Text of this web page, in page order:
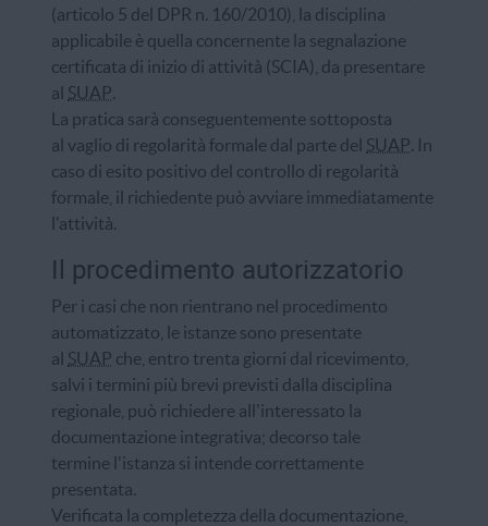
(articolo 5 del DPR n. 160/2010), la disciplina
applicabile è quella concernente la segnalazione
certificata di inizio di attività (SCIA), da presentare
al SUAP.
La pratica sarà conseguentemente sottoposta
al vaglio di regolarità formale dal parte del SUAP. In
caso di esito positivo del controllo di regolarità
formale, il richiedente può avviare immediatamente
l'attività.
Il procedimento autorizzatorio
Per i casi che non rientrano nel procedimento
automatizzato, le istanze sono presentate
al SUAP che, entro trenta giorni dal ricevimento,
salvi i termini più brevi previsti dalla disciplina
regionale, può richiedere all'interessato la
documentazione integrativa; decorso tale
termine l'istanza si intende correttamente
presentata.
Verificata la completezza della documentazione,